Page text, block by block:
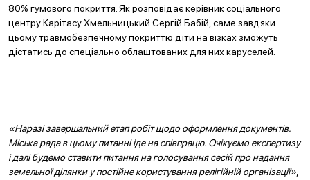
80% гумового покриття. Як розповідає керівник соціального
центру Карітасу Хмельницький Сергій Бабій, саме завдяки
цьому травмобезпечному покриттю діти на візках зможуть
дістатись до спеціально облаштованих для них каруселей.
«Наразі завершальний етап робіт щодо оформлення документів.
Міська рада в цьому питанні іде на співпрацю. Очікуємо експертизу
і далі будемо ставити питання на голосування сесій про надання
земельної ділянки у постійне користування релігійній організації»